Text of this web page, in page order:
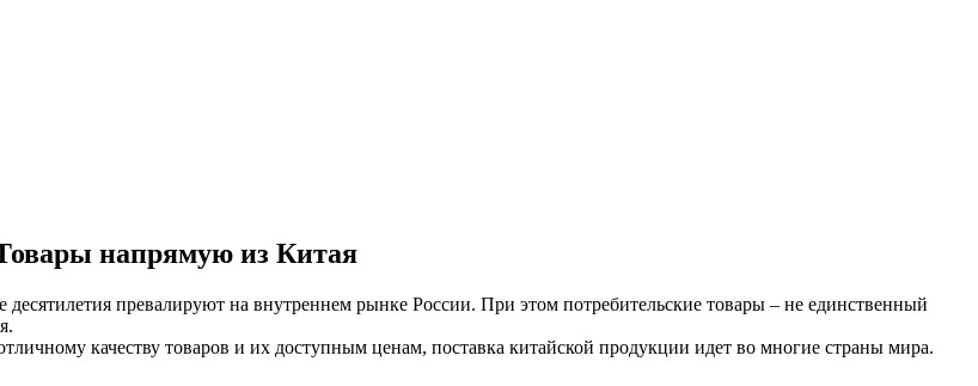
напрямую из Китая
превалируют на внутреннем рынке России. При этом потребительские товары – не единственный
качеству товаров и их доступным ценам, поставка китайской продукции идет во многие страны мира.